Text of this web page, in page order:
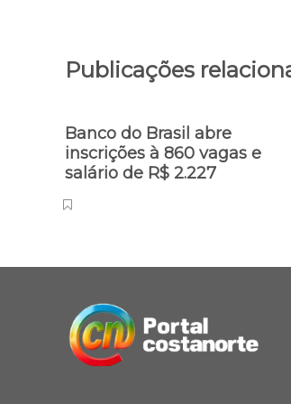
Publicações
Banco do Brasil abre
inscrições à 860 vagas e
salário de R$ 2.227